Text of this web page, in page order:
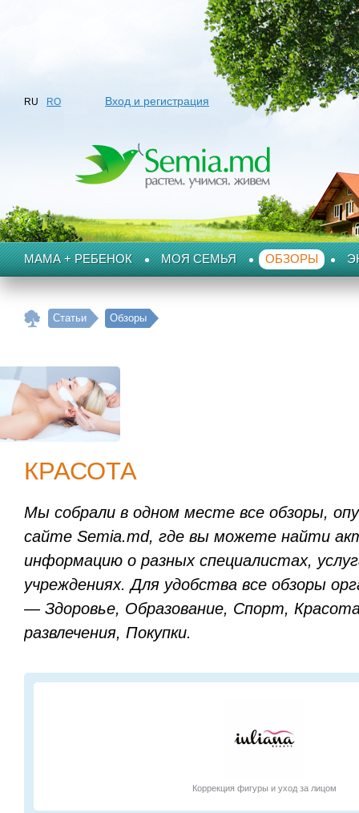
RU RO Вход и регистрация
МАМА + РЕБЕНОК МОЯ СЕМЬЯ ОБЗОРЫ
Статьи Обзоры
КРАСОТА
Мы собрали в одном месте все обзоры,
сайте Semia.md, где вы можете найти
информацию о разных специалистах,
учреждениях. Для удобства все обзоры
— Здоровье, Образование, Спорт,
развлечения, Покупки.
Коррекция фигуры и уход за лицом